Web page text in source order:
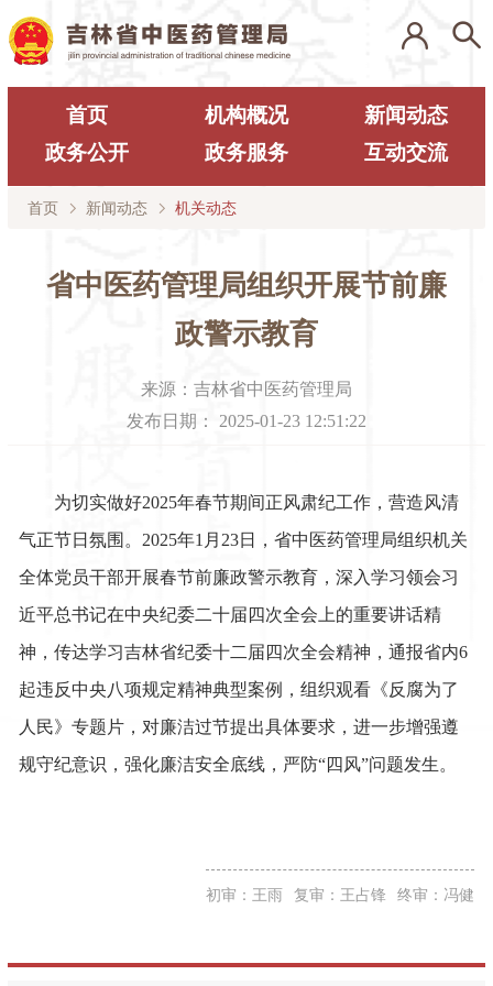
首页 机构概况
新闻动态
政务公开
政务服务 互动交流
首页 新闻动态 机关动态
省中医药管理局组织开展节前廉
政警示教育
来源： 吉林省中医药管理局
发布日期： 2025-01-23 12:51:22
为切实做好2025年春节期间正风肃纪工作，营造风清
气正节日氛围。 2025年1月23日，省中医药管理局组织机关
全体党员干部开展春节前廉政警示教育，深入学习领会习
近平总书记在中央纪委二十届四次全会上的重要讲话精
神，传达学习吉林省纪委十二届四次全会精神，通报省内6
起违反中央八项规定精神典型案例，组织观看《反腐为了
人民》专题片，对廉洁过节提出具体要求，进一步增强遵
规守纪意识，强化廉洁安全底线，严防“四风”问题发生。
初审：王雨 复审：王占锋 终审：冯健